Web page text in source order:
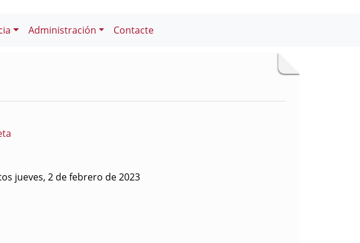
Administración Contacte
jueves, 2 de febrero de 2023